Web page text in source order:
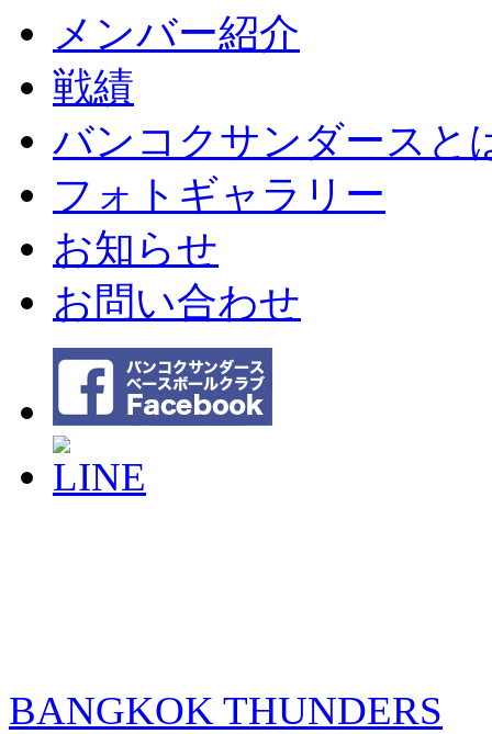
メンバー紹介
戦績
バンコクサンダースと
フォトギャラリー
お知らせ
お問い合わせ
BANGKOK THUNDERS